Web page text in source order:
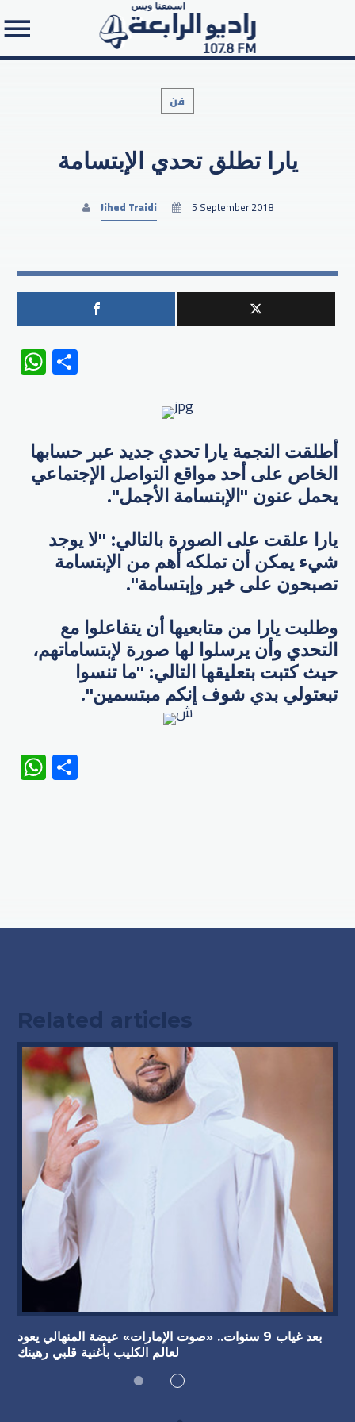
Search in the website:
فن
يارا تطلق تحدي الإبتسامة
Jihed Traidi 5 September 2018
WhatsApp
أطلقت النجمة يارا تحدي جديد عبر حسابها
الخاص على أحد مواقع التواصل الإجتماعي
يحمل عنون "الإبتسامة الأجمل".
يارا علقت على الصورة بالتالي: "لا يوجد
شيء يمكن أن تملكه أهم من الإبتسامة
تصبحون على خير وإبتسامة".
وطلبت يارا من متابعيها أن يتفاعلوا مع
التحدي وأن يرسلوا لها صورة لإبتساماتهم،
حيث كتبت بتعليقها التالي: "ما تنسوا
تبعتولي بدي شوف إنكم مبتسمين".
WhatsApp
Related articles
بعد غياب 9 سنوات.. «صوت الإمارات» عيضة المنهالي يعود
لعالم الكليب بأغنية قلبي رهينك